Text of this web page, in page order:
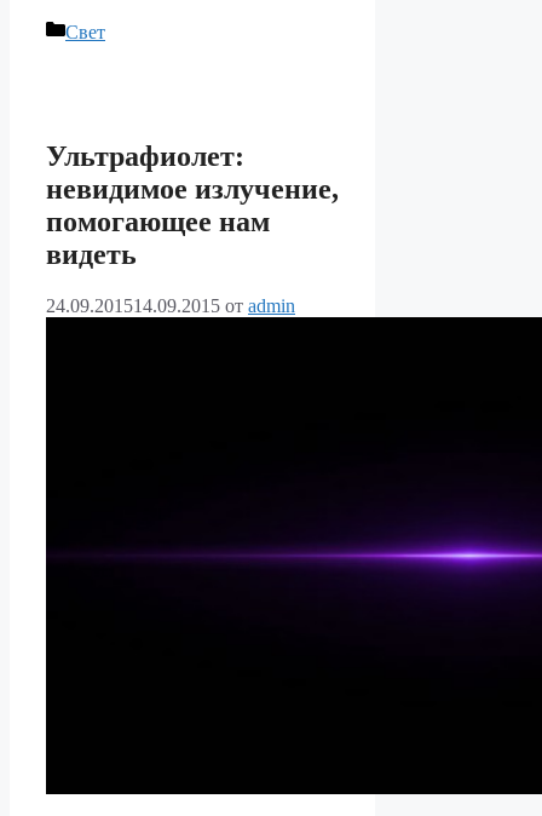
Рубрики
Свет
Ультрафиолет:
невидимое излучение,
помогающее нам
видеть
24.09.201514.09.2015 от admin